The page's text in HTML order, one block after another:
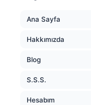
Ana Sayfa
Hakkımızda
Blog
S.S.S.
Hesabım